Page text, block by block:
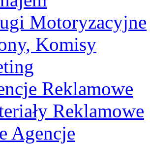
Motoryzacyjne
Komisy
Reklamowe
Reklamowe
Agencje